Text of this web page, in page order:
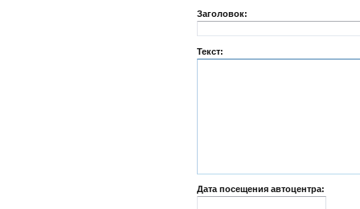
Заголовок:
Текст:
Дата посещения автоцентра: